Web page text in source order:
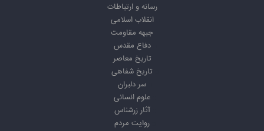
رسانه و ارتباطات
انقلاب اسلامی
جبهه مقاومت
دفاع مقدس
تاریخ معاصر
تاریخ شفاهی
سر دلبران
علوم انسانی
آثار زرشناس
روایت مردم